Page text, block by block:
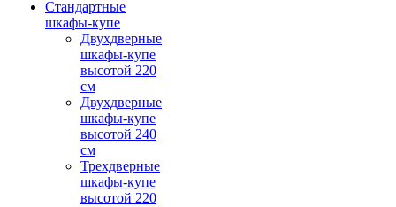
Стандартные
шкафы-купе
Двухдверные
шкафы-купе
высотой 220
см
Двухдверные
шкафы-купе
высотой 240
см
Трехдверные
шкафы-купе
высотой 220